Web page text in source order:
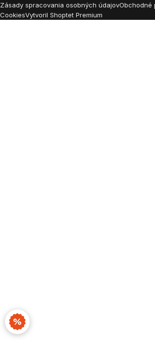
Zásady spracovania osobných údajovObchodné
CookiesVytvoril Shoptet Premium